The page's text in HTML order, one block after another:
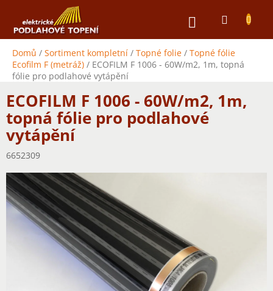
obsah
NÁKUPNÍ
Domů / Sortiment kompletní / Topné folie / Topné fólie
Ecofilm F (metráž) / ECOFILM F 1006 - 60W/m2, 1m, topná
fólie pro podlahové vytápění
ECOFILM F 1006 - 60W/m2, 1m,
topná fólie pro podlahové
vytápění
6652309